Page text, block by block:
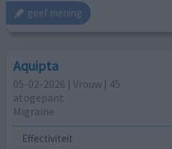
geef mening
Aquipta
05-02-2026 | Vrouw | 45
atogepant
Migraine
Effectiviteit